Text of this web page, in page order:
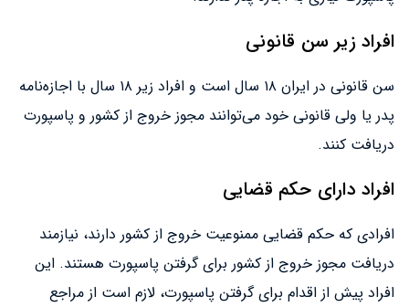
افراد زیر سن قانونی
سن قانونی در ایران ۱۸ سال است و افراد زیر ۱۸ سال با اجازه‌نامه
پدر یا ولی قانونی خود می‌توانند مجوز خروج از کشور و پاسپورت
دریافت کنند.
افراد دارای حکم قضایی
افرادی که حکم قضایی ممنوعیت خروج از کشور دارند، نیازمند
دریافت مجوز خروج از کشور برای گرفتن پاسپورت هستند. این
افراد پیش از اقدام برای گرفتن پاسپورت، لازم است از مراجع